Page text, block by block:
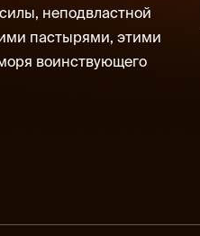
неподвластной
пастырями, этими
воинствующего